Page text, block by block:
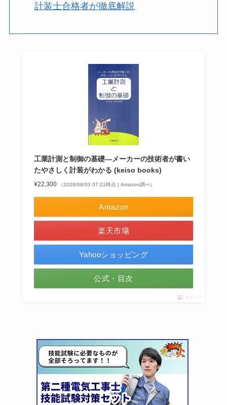
計装士合格者が徹底解説
工業計測と制御の基礎―メーカーの技術者が書い
たやさしく計装がわかる (keiso books)
¥22,300 （2026/08/03 07:21時点 | Amazon調べ）
Amazon
楽天市場
Yahooショッピング
公式・目次
ポチップ